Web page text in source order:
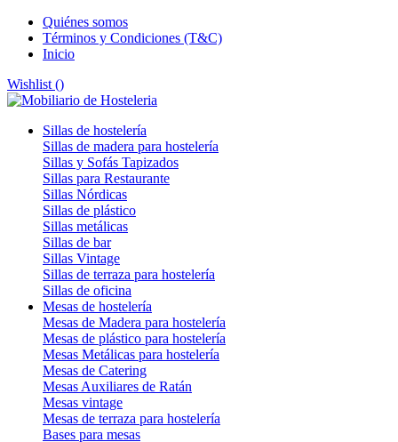
Quiénes somos
Términos y Condiciones (T&C)
Inicio
Wishlist ()
Sillas de hostelería
Sillas de madera para hostelería
Sillas y Sofás Tapizados
Sillas para Restaurante
Sillas Nórdicas
Sillas de plástico
Sillas metálicas
Sillas de bar
Sillas Vintage
Sillas de terraza para hostelería
Sillas de oficina
Mesas de hostelería
Mesas de Madera para hostelería
Mesas de plástico para hostelería
Mesas Metálicas para hostelería
Mesas de Catering
Mesas Auxiliares de Ratán
Mesas vintage
Mesas de terraza para hostelería
Bases para mesas